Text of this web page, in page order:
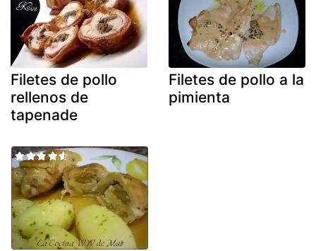
Filetes de pollo
rellenos de
tapenade
Filetes de pollo a la
pimienta